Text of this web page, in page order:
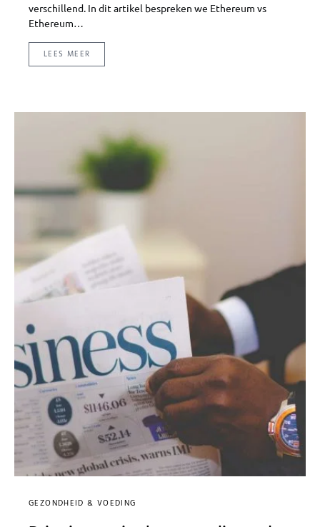
verschillend. In dit artikel bespreken we Ethereum vs
Ethereum…
LEES MEER
GEZONDHEID & VOEDING